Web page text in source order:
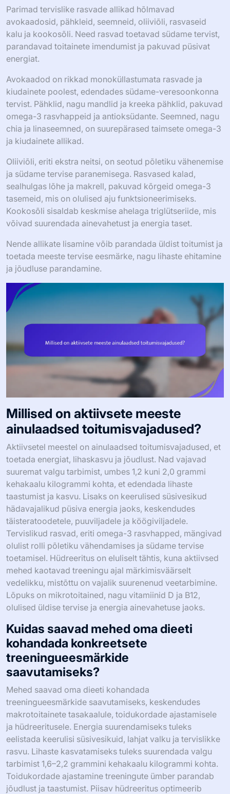
Parimad tervislike rasvade allikad hõlmavad
avokaadosid, pähkleid, seemneid, oliiviõli, rasvaseid
kalu ja kookosõli. Need rasvad toetavad südame tervist,
parandavad toitainete imendumist ja pakuvad püsivat
energiat.
Avokaadod on rikkad monoküllastumata rasvade ja
kiudainete poolest, edendades südame-veresoonkonna
tervist. Pähklid, nagu mandlid ja kreeka pähklid, pakuvad
omega-3 rasvhappeid ja antioksüdante. Seemned, nagu
chia ja linaseemned, on suurepärased taimsete omega-3
ja kiudainete allikad.
Oliiviõli, eriti ekstra neitsi, on seotud põletiku vähenemise
ja südame tervise paranemisega. Rasvased kalad,
sealhulgas lõhe ja makrell, pakuvad kõrgeid omega-3
tasemeid, mis on olulised aju funktsioneerimiseks.
Kookosõli sisaldab keskmise ahelaga triglütseriide, mis
võivad suurendada ainevahetust ja energia taset.
Nende allikate lisamine võib parandada üldist toitumist ja
toetada meeste tervise eesmärke, nagu lihaste ehitamine
ja jõudluse parandamine.
Millised on aktiivsete meeste
ainulaadsed toitumisvajadused?
Aktiivsetel meestel on ainulaadsed toitumisvajadused, et
toetada energiat, lihaskasvu ja jõudlust. Nad vajavad
suuremat valgu tarbimist, umbes 1,2 kuni 2,0 grammi
kehakaalu kilogrammi kohta, et edendada lihaste
taastumist ja kasvu. Lisaks on keerulised süsivesikud
hädavajalikud püsiva energia jaoks, keskendudes
täisteratoodetele, puuviljadele ja köögiviljadele.
Tervislikud rasvad, eriti omega-3 rasvhapped, mängivad
olulist rolli põletiku vähendamises ja südame tervise
toetamisel. Hüdreeritus on eluliselt tähtis, kuna aktiivsed
mehed kaotavad treeningu ajal märkimisväärselt
vedelikku, mistõttu on vajalik suurenenud veetarbimine.
Lõpuks on mikrotoitained, nagu vitamiinid D ja B12,
olulised üldise tervise ja energia ainevahetuse jaoks.
Kuidas saavad mehed oma dieeti
kohandada konkreetsete
treeningueesmärkide
saavutamiseks?
Mehed saavad oma dieeti kohandada
treeningueesmärkide saavutamiseks, keskendudes
makrotoitainete tasakaalule, toidukordade ajastamisele
ja hüdreeritusele. Energia suurendamiseks tuleks
eelistada keerulisi süsivesikuid, lahjat valku ja tervislikke
rasvu. Lihaste kasvatamiseks tuleks suurendada valgu
tarbimist 1,6–2,2 grammini kehakaalu kilogrammi kohta.
Toidukordade ajastamine treeningute ümber parandab
jõudlust ja taastumist. Piisav hüdreeritus optimeerib